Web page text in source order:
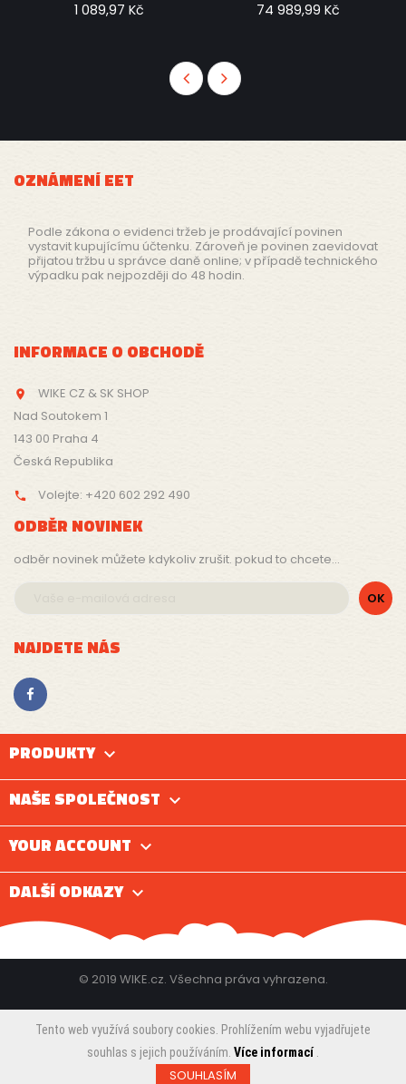
1 089,97 Kč
74 989,99 Kč
OZNÁMENÍ EET
Podle zákona o evidenci tržeb je prodávající povinen
vystavit kupujícímu účtenku. Zároveň je povinen zaevidovat
přijatou tržbu u správce daně online; v případě technického
výpadku pak nejpozději do 48 hodin.
INFORMACE O OBCHODĚ

WIKE CZ & SK SHOP
Nad Soutokem 1
143 00 Praha 4
Česká Republika
 Volejte: +420 602 292 490
ODBĚR NOVINEK
odběr novinek můžete kdykoliv zrušit. pokud to chcete...
NAJDETE NÁS
PRODUKTY 
NAŠE SPOLEČNOST 
YOUR ACCOUNT 
DALŠÍ ODKAZY 
© 2019 WIKE.cz. Všechna práva vyhrazena.
Tento web využívá soubory cookies. Prohlížením webu vyjadřujete
souhlas s jejich používáním. Více informací.
SOUHLASÍM